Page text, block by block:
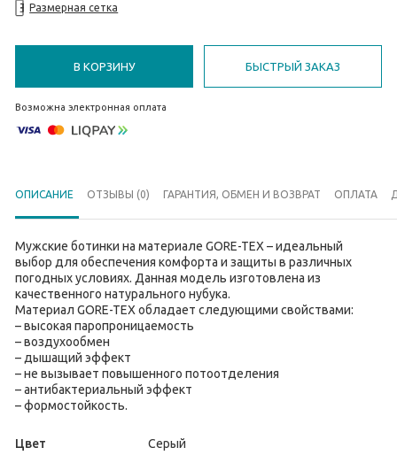
Размерная сетка
В КОРЗИНУ БЫСТРЫЙ ЗАКАЗ
Возможна электронная оплата
ОПИСАНИЕ ОТЗЫВЫ (0) ГАРАНТИЯ, ОБМЕН И ВОЗВРАТ ОПЛАТА
Мужские ботинки на материале GORE-TEX – идеальный
выбор для обеспечения комфорта и защиты в различных
погодных условиях. Данная модель изготовлена ​​из
качественного натурального нубука.
Материал GORE-TEX обладает следующими свойствами:
– высокая паропроницаемость
– воздухообмен
– дышащий эффект
– не вызывает повышенного потоотделения
– антибактериальный эффект
– формостойкость.
Цвет Серый